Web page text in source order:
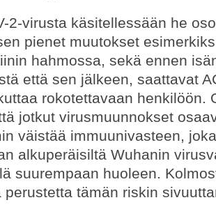
2-virusta käsitellessään he
pienet muutokset
hahmossa, sekä ennen
että sen jälkeen, saattavat
rokotettavaan henkilöön.
jotkut virusmuunnokset
väistää immuunivasteen,
alkuperäisiltä Wuhanin
suurempaan huoleen.
perustetta tämän riskin